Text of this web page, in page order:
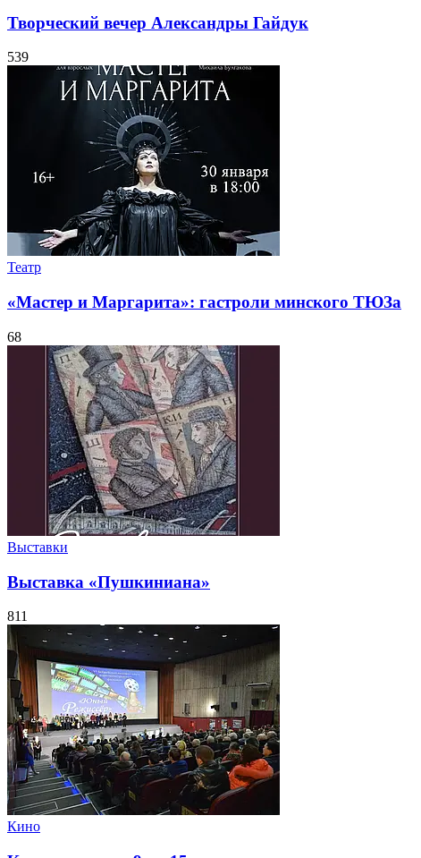
Творческий вечер Александры Гайдук
539
Театр
«Мастер и Маргарита»: гастроли минского ТЮЗа
68
Выставки
Выставка «Пушкиниана»
811
Кино